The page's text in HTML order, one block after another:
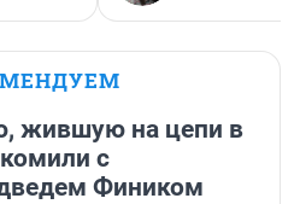
жившую на цепи в
с
Фиником